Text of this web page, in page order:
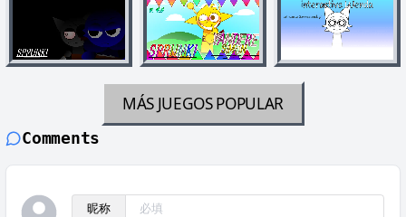
MÁS JUEGOSPOPULAR
Comments
昵称